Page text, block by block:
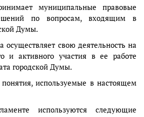
муниципальные правовые
по вопросам, входящим в
Думы.
осуществляет свою деятельность на
и активного участия в ее работе
городской Думы.
используемые в настоящем
используются следующие